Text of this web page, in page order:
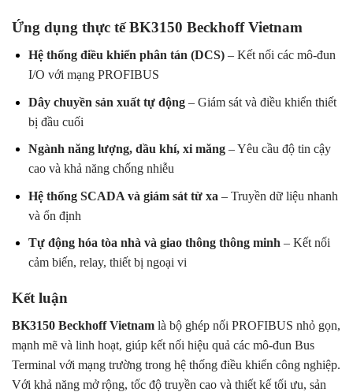
Ứng dụng thực tế BK3150 Beckhoff Vietnam
Hệ thống điều khiển phân tán (DCS)– Kết nối các mô-đun
I/O với mạng PROFIBUS
Dây chuyền sản xuất tự động– Giám sát và điều khiển thiết
bị đầu cuối
Ngành năng lượng, dầu khí, xi măng– Yêu cầu độ tin cậy
cao và khả năng chống nhiễu
Hệ thống SCADA và giám sát từ xa – Truyền dữ liệu nhanh
và ổn định
Tự động hóa tòa nhà và giao thông thông minh– Kết nối
cảm biến, relay, thiết bị ngoại vi
Kết luận
BK3150 Beckhoff Vietnam là bộ ghép nối PROFIBUS nhỏ gọn,
mạnh mẽ và linh hoạt, giúp kết nối hiệu quả các mô-đun Bus
Terminal với mạng trường trong hệ thống điều khiển công nghiệp.
Với khả năng mở rộng, tốc độ truyền cao và thiết kế tối ưu, sản